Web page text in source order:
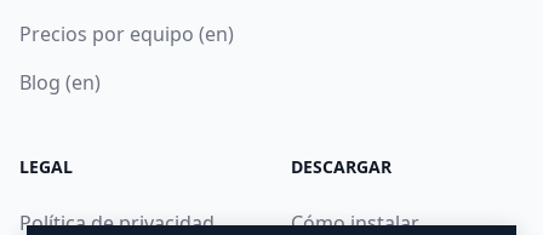
Precios por equipo (en)
Blog (en)
LEGAL
Política de privacidad
DESCARGAR
Cómo instalar